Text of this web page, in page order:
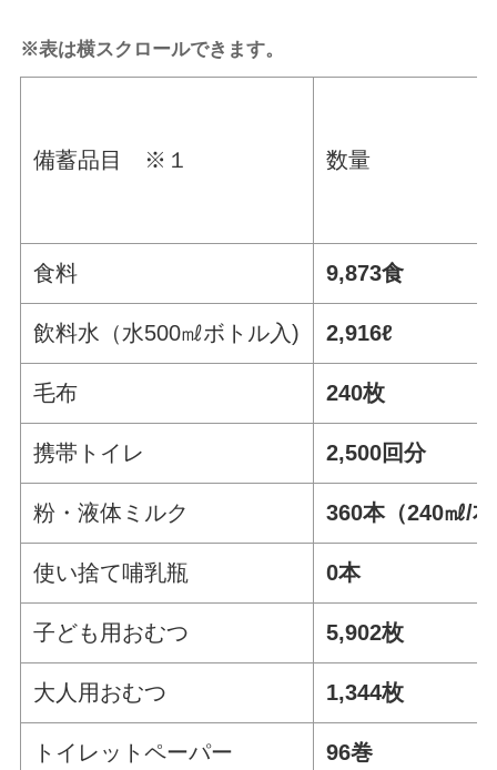
※表は横スクロールできます。
備蓄品目 ※１ 数
食料 9,873食
飲料水（水500㎖ボトル入) 2,916ℓ
毛布 240枚
携帯トイレ 2,500回分
粉・液体ミルク 360本（240㎖/
使い捨て哺乳瓶 0本
子ども用おむつ 5,902枚
大人用おむつ 1,344枚
トイレットペーパー 96巻